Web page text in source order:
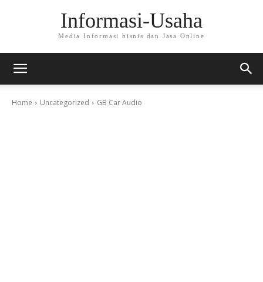
Informasi-Usaha
Media Informasi bisnis dan Jasa Online
Home Uncategorized GB Car Audio